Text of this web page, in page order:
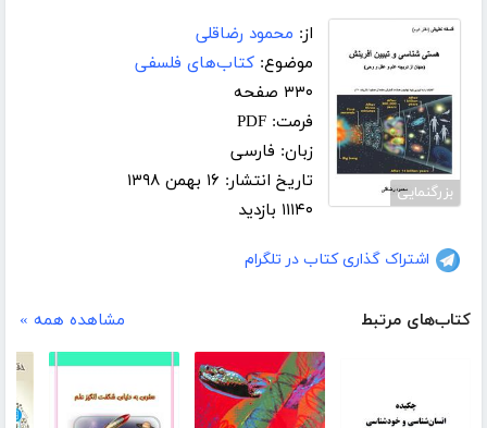
بزرگنمایی
از: محمود رضاقلی
موضوع: کتاب‌های فلسفی
۳۳۰ صفحه
فرمت: PDF
زبان: فارسی
تاریخ انتشار: ۱۶ بهمن ۱۳۹۸
۱۱۱۴۰ بازدید
اشتراک گذاری کتاب در تلگرام
کتاب‌های مرتبط مشاهده همه »